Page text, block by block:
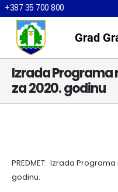
+387 35 700 800
Grad
Izrada Programa
za 2020. godinu
PREDMET: Izrada
godinu.